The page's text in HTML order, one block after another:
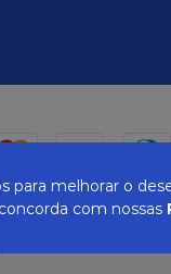
AVENIDA MAURO
para melhorar o
com nossas